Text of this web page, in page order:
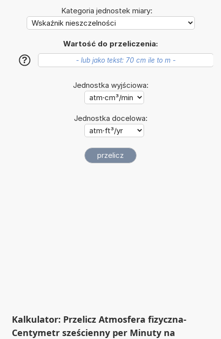
Kategoria jednostek miary:
Wartość do przeliczenia:
?
Jednostka wyjściowa:
Jednostka docelowa:
Kalkulator: Przelicz Atmosfera fizyczna-
Centymetr sześcienny per Minuty na